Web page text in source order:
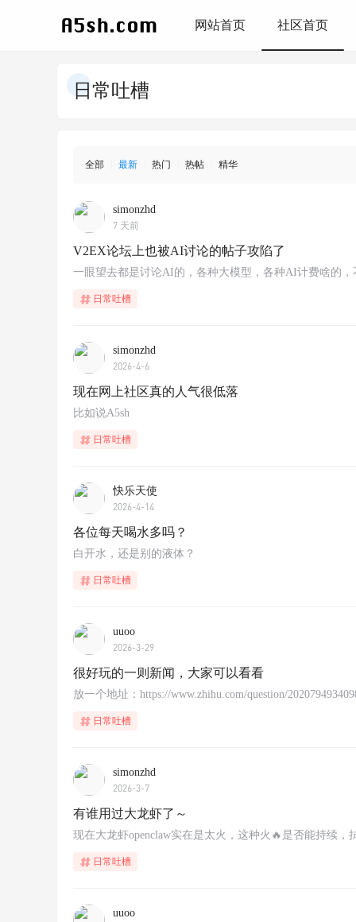
网站首页 社区首页
日常吐槽
全部 最新 热门 热帖 精华
simonzhd
7 天前
V2EX论坛上也被AI讨论的帖子攻陷了
一眼望去都是讨论AI的，各种大模型，各种AI计费啥的
日常吐槽
simonzhd
2026-4-6
现在网上社区真的人气很低落
比如说A5sh
日常吐槽
快乐天使
2026-4-14
各位每天喝水多吗？
白开水，还是别的液体？
日常吐槽
uuoo
2026-3-29
很好玩的一则新闻，大家可以看看
放一个地址：https://www.zhihu.com/question/
日常吐槽
simonzhd
2026-3-7
有谁用过大龙虾了～
现在大龙虾openclaw实在是太火，这种火🔥是否能持续，
日常吐槽
uuoo